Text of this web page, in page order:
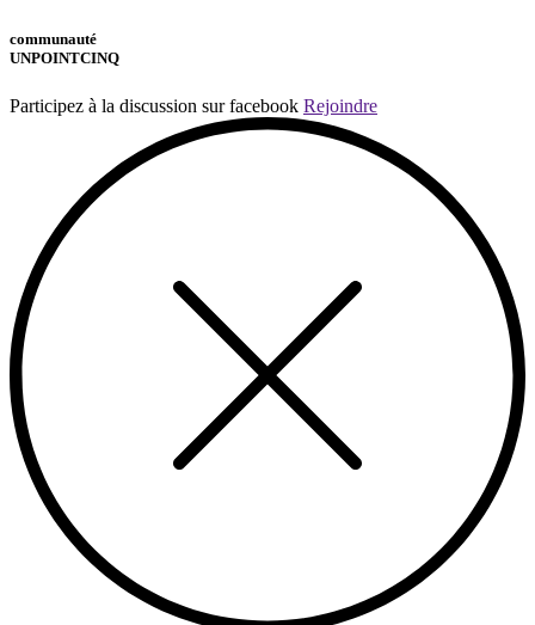
communauté
UNPOINTCINQ
Participez à la discussion sur facebook Rejoindre